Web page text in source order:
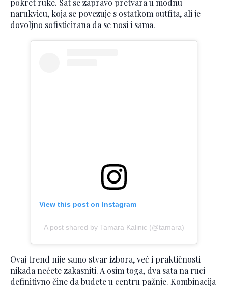
pokret ruke. Sat se zapravo pretvara u modnu
narukvicu, koja se povezuje s ostatkom outfita, ali je
dovoljno sofisticirana da se nosi i sama.
View this post on Instagram
A post shared by Tamara Kalinic (@tamara)
Ovaj trend nije samo stvar izbora, već i praktičnosti –
nikada nećete zakasniti. A osim toga, dva sata na ruci
definitivno čine da budete u centru pažnje. Kombinacija